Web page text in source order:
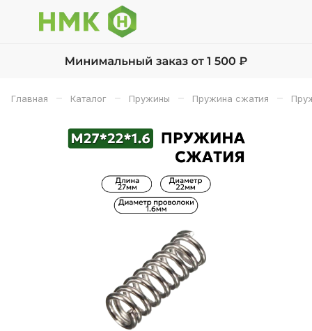
Главная – Каталог – Пружины – Пружина сжатия –